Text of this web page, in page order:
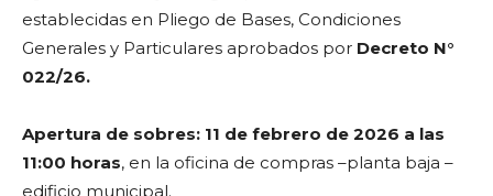
establecidas en Pliego de Bases, Condiciones
Generales y Particulares aprobados por Decreto N°
022/26.
Apertura de sobres: 11 de febrero de 2026 a las
11:00 horas, en la oficina de compras –planta baja –
edificio municipal.